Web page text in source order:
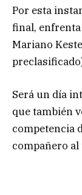
Por esta
final,
Mariano
Será un día
que también
competencia
compañero